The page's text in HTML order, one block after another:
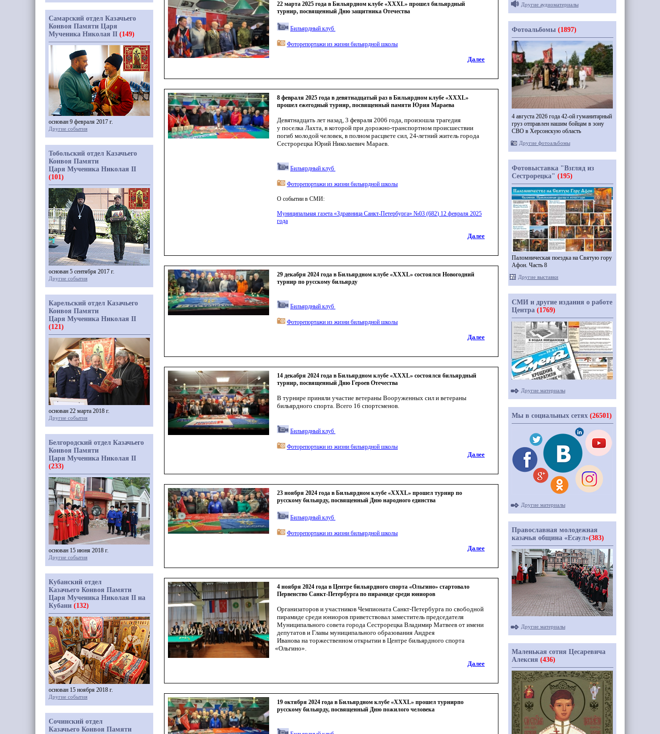
22 марта 2025 года в Бильярдном клубе «XXXL» прошел бильярдный
турнир, посвященный Дню защитника Отечества
Бильярдный клуб
Фоторепортажи из жизни бильярдной школы
Далее
8 февраля 2025 года в девятнадцатый раз в Бильярдном клубе «XXXL»
прошел ежегодный турнир, посвященный памяти Юрия Мараева
Девятнадцать лет назад, 3 февраля 2006 года, произошла трагедия
у поселка Лахта, в которой при дорожно-транспортном происшествии
погиб молодой человек, в полном расцвете сил, 24-летний житель города
Сестрорецка Юрий Николаевич Мараев.
Бильярдный клуб
Фоторепортажи из жизни бильярдной школы
О событии в СМИ:
Муниципальная газета «Здравница Санкт-Петербурга» №03 (682) 12 февраля 2025
года
Далее
29 декабря 2024 года в Бильярдном клубе «XXXL» состоялся Новогодний
турнир по русскому бильярду
Бильярдный клуб
Фоторепортажи из жизни бильярдной школы
Далее
14 декабря 2024 года в Бильярдном клубе «XXXL» состоялся бильярдный
турнир, посвященный Дню Героев Отечества
В турнире приняли участие ветераны Вооруженных сил и ветераны
бильярдного спорта. Всего 16 спортсменов.
Бильярдный клуб
Фоторепортажи из жизни бильярдной школы
Далее
23 ноября 2024 года в Бильярдном клубе «XXXL» прошел турнир по
русскому бильярду, посвященный Дню народного единства
Бильярдный клуб
Фоторепортажи из жизни бильярдной школы
Далее
4 ноября 2024 года в Центре бильярдного спорта «Ольгино» стартовало
Первенство Санкт-Петербурга по пирамиде среди юниоров
Организаторов и участников Чемпионата Санкт-Петербурга по свободной
пирамиде среди юниоров приветствовал заместитель председателя
Муниципального совета города Сестрорецка Владимир Матвеев от имени
депутатов и Главы муниципального образования Андрея
Иванова на торжественном открытии в Центре бильярдного спорта
«Ольгино».
Далее
19 октября 2024 года в Бильярдном клубе «XXXL» прошел турнирпо
русскому бильярду, посвященный Дню пожилого человека
Самарский отдел Казачьего
Конвоя Памяти Царя
Мученика Николая II (149)
основан 9 февраля 2017 г.
Другие события
Тобольский отдел Казачьего
Конвоя Памяти
Царя Мученика Николая II
(101)
основан 5 сентября 2017 г.
Другие события
Карельский отдел Казачьего
Конвоя Памяти
Царя Мученика Николая II
(121)
основан 22 марта 2018 г.
Другие события
Белгородский отдел Казачьего
Конвоя Памяти
Царя Мученика Николая II
(233)
основан 15 июня 2018 г.
Другие события
Кубанский отдел
Казачьего Конвоя Памяти
Царя Мученика Николая II на
Кубани (132)
основан 15 ноября 2018 г.
Другие события
Сочинский отдел
Казачьего Конвоя Памяти
Другие аудиоматериалы
Фотоальбомы (1897)
4 августа 2026 года 42-ой гуманитарный
груз отправлен нашим бойцам в зону
СВО в Херсонскую область
Другие фотоальбомы
Фотовыставка "Взгляд из
Сестрорецка" (195)
Паломническая поездка на Святую гору
Афон. Часть 8
Другие выставки
СМИ и другие издания о работе
Центра (1769)
Другие материалы
Мы в социальных сетях (26501)
Другие материалы
Православная молодежная
казачья община «Есаул»(383)
Другие материалы
Маленькая сотня Цесаревича
Алексия (436)